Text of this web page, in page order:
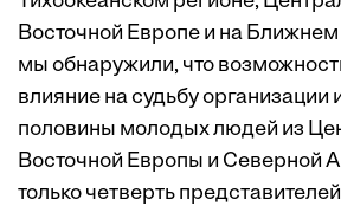
Восточной Европе и на Ближнем
мы обнаружили, что
влияние на судьбу организации
половины молодых людей из
Восточной Европы и Северной
только четверть